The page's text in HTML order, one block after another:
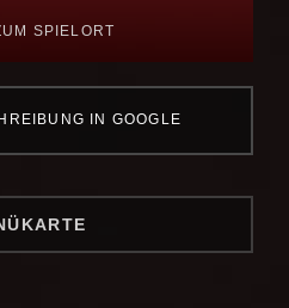
SPIELORT
IN GOOGLE